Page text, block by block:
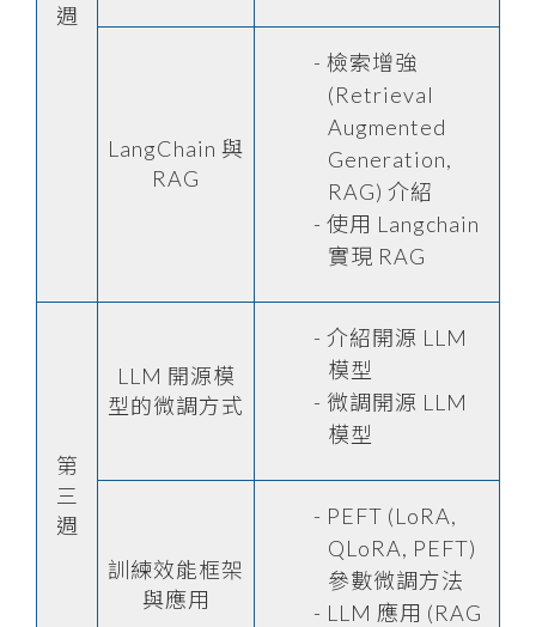
週
LangChain 與
RAG
檢索增強
(Retrieval
Augmented
Generation,
RAG) 介紹
使用 Langchain
實現 RAG
第
三
週
LLM 開源模
型的微調方式
介紹開源 LLM
模型
微調開源 LLM
模型
訓練效能框架
與應用
PEFT (LoRA,
QLoRA, PEFT)
參數微調方法
LLM 應用 (RAG